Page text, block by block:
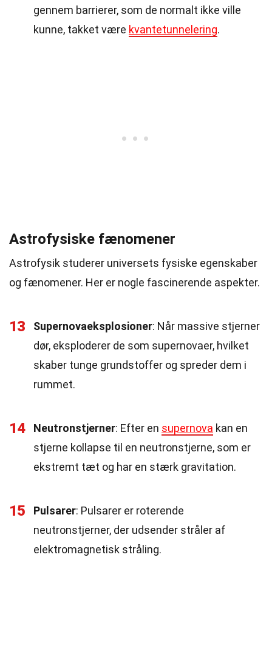
gennem barrierer, som de normalt ikke ville
kunne, takket være kvantetunnelering.
Astrofysiske fænomener
Astrofysik studerer universets fysiske egenskaber
og fænomener. Her er nogle fascinerende aspekter.
13 Supernovaeksplosioner: Når massive stjerner
dør, eksploderer de som supernovaer, hvilket
skaber tunge grundstoffer og spreder dem i
rummet.
14 Neutronstjerner: Efter en supernova kan en
stjerne kollapse til en neutronstjerne, som er
ekstremt tæt og har en stærk gravitation.
15 Pulsarer: Pulsarer er roterende
neutronstjerner, der udsender stråler af
elektromagnetisk stråling.